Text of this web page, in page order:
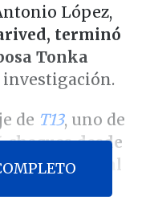
López,
terminó
Tonka
de T13, uno de
cheques desde
por un total